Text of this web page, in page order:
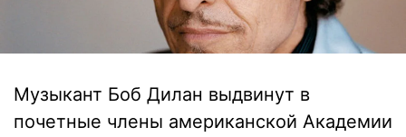
Музыкант Боб Дилан выдвинут в
почетные члены американской Академии